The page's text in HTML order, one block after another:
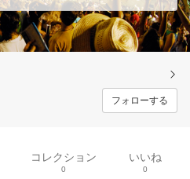
フォローする
コレクション
0
いいね
0